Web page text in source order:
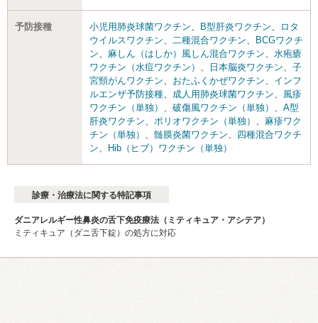
予防接種 小児用肺炎球菌ワクチン B型肝炎ワクチン
ロタ
ウイルスワクチン
二種混合ワクチン
BCGワクチ
ン
麻しん（はしか）風しん混合ワクチン
水疱瘡
ワクチン（水痘ワクチン）
日本脳炎ワクチン
子
宮頸がんワクチン
おたふくかぜワクチン
インフ
ルエンザ予防接種
成人用肺炎球菌ワクチン
風疹
ワクチン（単独）
破傷風ワクチン（単独）
A型
肝炎ワクチン
ポリオワクチン（単独）
麻疹ワク
チン（単独）
髄膜炎菌ワクチン
四種混合ワクチ
ン
Hib（ヒブ）ワクチン（単独）
診療・治療法に関する特記事項
ダニアレルギー性鼻炎の舌下免疫療法（ミティキュア・アシテア）
ミティキュア（ダニ舌下錠）の処方に対応